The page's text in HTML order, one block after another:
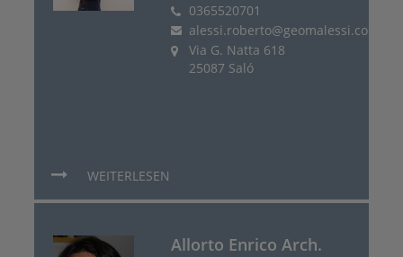
0365520701
alessi.roberto@geomalessi.com
Via G. Natta 618
25087 Saló
WEITERLESEN
Allorto Enrico Arch.